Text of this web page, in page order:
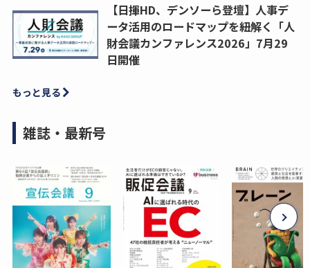
【日揮HD、デンソーら登壇】人事デ
ータ活用のロードマップを紐解く「人
財会議カンファレンス2026」7月29
日開催
もっと見る
雑誌・最新号